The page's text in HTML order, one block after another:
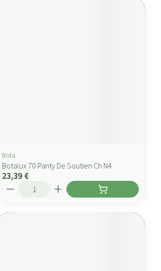
Bota
Botalux 70 Panty De Soutien Ch N4
23,39 €